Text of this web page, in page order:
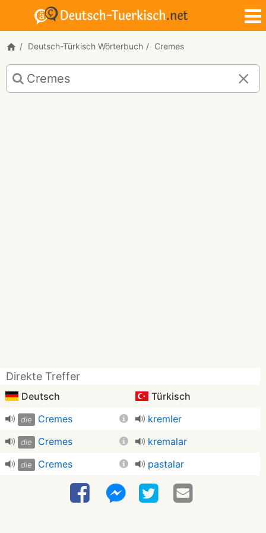
Deutsch-Türkisch Wörterbuch Cremes
Deutsch-
Türkisch
Übersetzung
Direkte Treffer
Deutsch Türkisch
die Cremes kremler
die Cremes kremalar
die Cremes pastalar